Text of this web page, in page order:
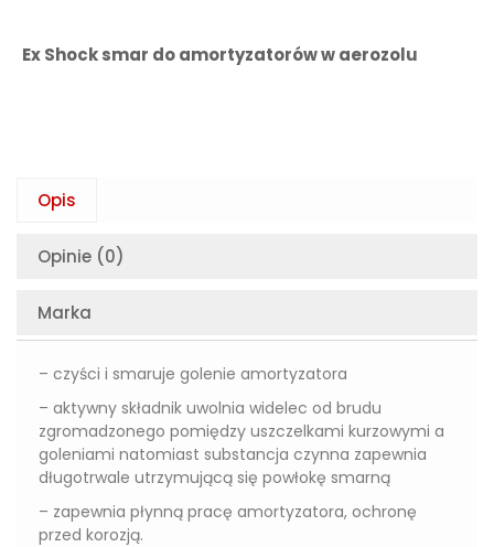
Ex Shock smar do amortyzatorów w aerozolu
Opis
Opinie (0)
Marka
– czyści i smaruje golenie amortyzatora
– aktywny składnik uwolnia widelec od brudu
zgromadzonego pomiędzy uszczelkami kurzowymi a
goleniami natomiast substancja czynna zapewnia
długotrwale utrzymującą się powłokę smarną
– zapewnia płynną pracę amortyzatora, ochronę
przed korozją.